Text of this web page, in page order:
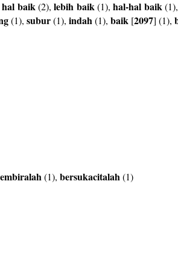
hal baik(2), lebih baik(1), hal-hal baik(1),
(1), subur(1), indah(1), baik [2097] (1),
(1), bersukacitalah(1)